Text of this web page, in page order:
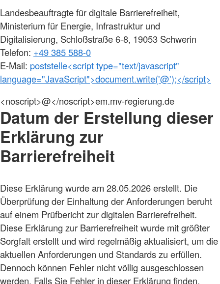
Landesbeauftragte für digitale Barrierefreiheit,
Ministerium für Energie, Infrastruktur und
Digitalisierung, Schloßstraße 6-8, 19053 Schwerin
Telefon: +49 385 588-0
E-Mail: poststelle<script type="text/javascript"
language="JavaScript">document.write('@');</script>
<noscript>@</noscript>em.mv-regierung.de
Datum der Erstellung dieser
Erklärung zur
Barrierefreiheit
Diese Erklärung wurde am 28.05.2026 erstellt. Die
Überprüfung der Einhaltung der Anforderungen beruht
auf einem Prüfbericht zur digitalen Barrierefreiheit.
Diese Erklärung zur Barrierefreiheit wurde mit größter
Sorgfalt erstellt und wird regelmäßig aktualisiert, um die
aktuellen Anforderungen und Standards zu erfüllen.
Dennoch können Fehler nicht völlig ausgeschlossen
werden. Falls Sie Fehler in dieser Erklärung finden,